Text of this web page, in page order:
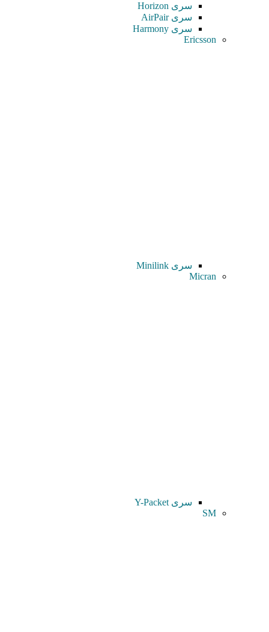
سری Horizon
سری AirPair
سری Harmony
Ericsson
سری Minilink
Micran
سری Y-Packet
SM